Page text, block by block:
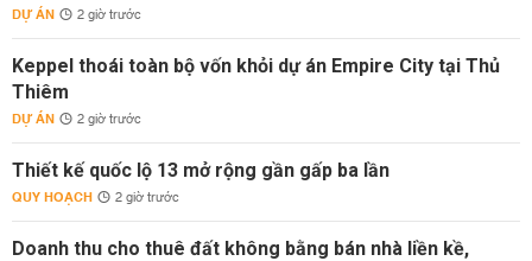
DỰ ÁN 2 giờ trước
Keppel thoái toàn bộ vốn khỏi dự án Empire City tại Thủ
Thiêm
DỰ ÁN 2 giờ trước
Thiết kế quốc lộ 13 mở rộng gần gấp ba lần
QUY HOẠCH 2 giờ trước
Doanh thu cho thuê đất không bằng bán nhà liền kề,